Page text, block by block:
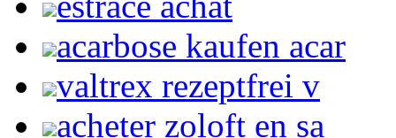
acarbose kaufen acar
valtrex rezeptfrei v
acheter zoloft en sa